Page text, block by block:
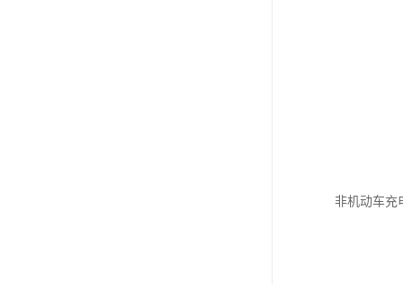
非机动车充